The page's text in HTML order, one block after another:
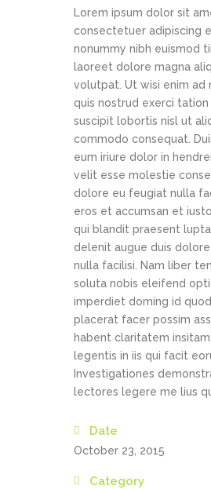
Lorem ipsum dolor sit
consectetuer adipiscing
nonummy nibh euismod
laoreet dolore magna
volutpat. Ut wisi enim ad
quis nostrud exerci
suscipit lobortis nisl ut
commodo consequat.
eum iriure dolor in
velit esse molestie
dolore eu feugiat nulla
eros et accumsan et
qui blandit praesent
delenit augue duis
nulla facilisi. Nam liber
soluta nobis eleifend
imperdiet doming id
placerat facer possim
habent claritatem
legentis in iis qui facit
Investigationes
lectores legere me lius
Date
October 23, 2015
Category